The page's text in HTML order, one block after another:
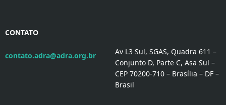
CONTATO
contato.adra@adra.org.br
Av L3 Sul, SGAS, Quadra 611 –
Conjunto D, Parte C, Asa Sul –
CEP 70200-710 – Brasília – DF –
Brasil